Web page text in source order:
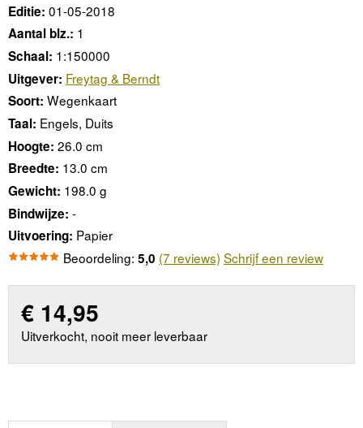
Editie: 01-05-2018
Aantal blz.: 1
Schaal: 1:150000
Uitgever: Freytag & Berndt
Soort: Wegenkaart
Taal: Engels, Duits
Hoogte: 26.0 cm
Breedte: 13.0 cm
Gewicht: 198.0 g
Bindwijze: -
Uitvoering: Papier
Beoordeling: 5,0 (7 reviews) Schrijf een review
€ 14,95
Uitverkocht, nooit meer leverbaar